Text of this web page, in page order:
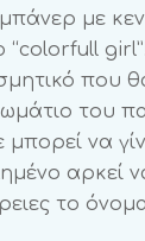
με
που
του
μπορεί να
αρκεί
το